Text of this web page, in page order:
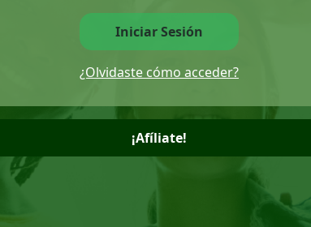
Iniciar Sesión
¿Olvidaste cómo acceder?
¡Afíliate!